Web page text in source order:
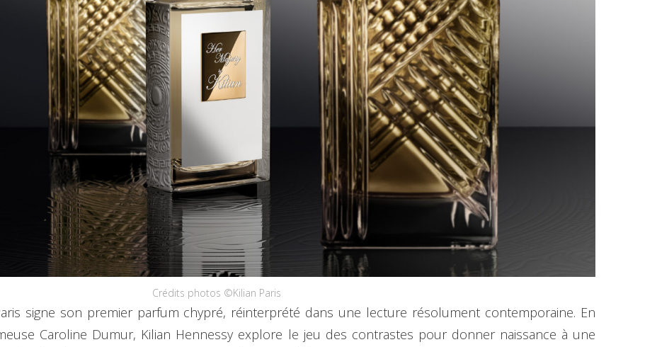
Crédits photos ©Kilian Paris
signe son premier parfum chypré, réinterprété dans une lecture résolument contemporaine. En
Caroline Dumur, Kilian Hennessy explore le jeu des contrastes pour donner naissance à une